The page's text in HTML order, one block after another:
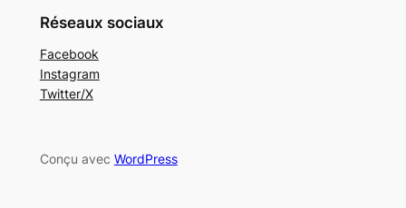
Réseaux sociaux
Facebook
Instagram
Twitter/X
Conçu avec WordPress